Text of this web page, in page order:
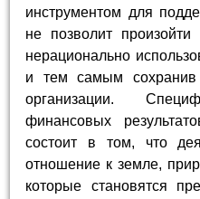
инструментом для
не позволит
нерационально
и тем самым
организации.
финансовых
состоит в том, что
отношение к земле,
которые становятся